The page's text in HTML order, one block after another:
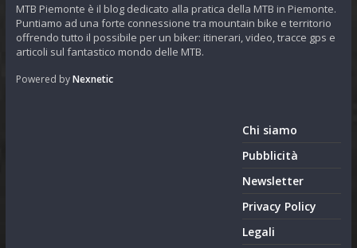
MTB Piemonte è il blog dedicato alla pratica della MTB in Piemonte.
Puntiamo ad una forte connessione tra mountain bike e territorio
offrendo tutto il possibile per un biker: itinerari, video, tracce gps e
articoli sul fantastico mondo delle MTB.
Powered byNexnetic
Chi siamo
Pubblicità
Newsletter
Privacy Policy
Legali